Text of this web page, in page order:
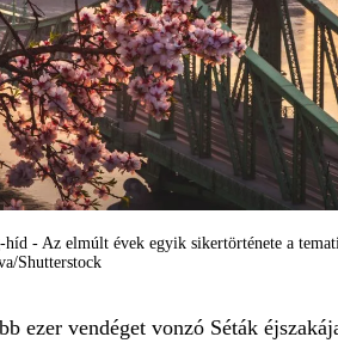
híd - Az elmúlt évek egyik sikertörténete a
Shutterstock
ezer vendéget vonzó Séták